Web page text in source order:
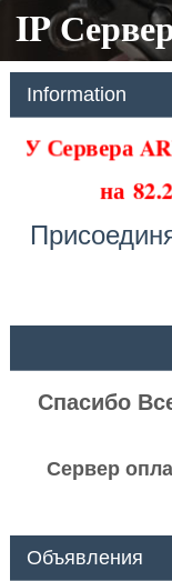
IP
Information
У Сервера
на
Спасибо
Сервер
Объявления